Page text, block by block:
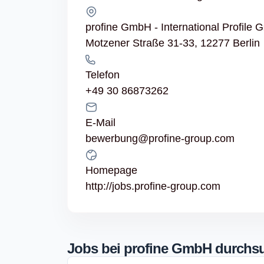
profine GmbH - International Profile
Motzener Straße 31-33, 12277 Berlin
Telefon
+49 30 86873262
E-Mail
bewerbung@profine-group.com
Homepage
http://jobs.profine-group.com
Jobs bei profine GmbH